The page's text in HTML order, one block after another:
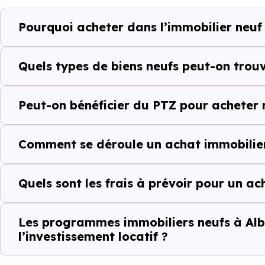
Le parc résidentiel de Albiac
secondaires.
Avec 86 % de
complémentaires : un
d'investissement ou d'achat
Acheter dans le
delà du prix au
À première vue, leprix au m²
ancien. Pourtant, ce chiffre
il faut regarder l’ensemble de
Pourquoi acheter dans l’immobilier
Quels types de biens neufs peut-on
Peut-on bénéficier du PTZ pour acheter
Comment se déroule un achat
Quels sont les frais à prévoir pour un
Les programmes immobiliers neufs à
l’investissement locatif ?